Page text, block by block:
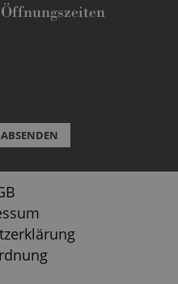
Öffnungszeiten
ABSENDEN